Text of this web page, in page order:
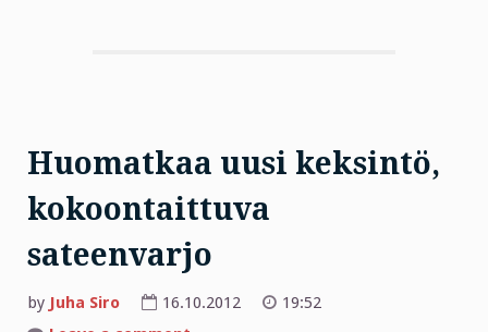
Huomatkaa uusi keksintö,
kokoontaittuva
sateenvarjo
by Juha Siro 16.10.2012
19:52